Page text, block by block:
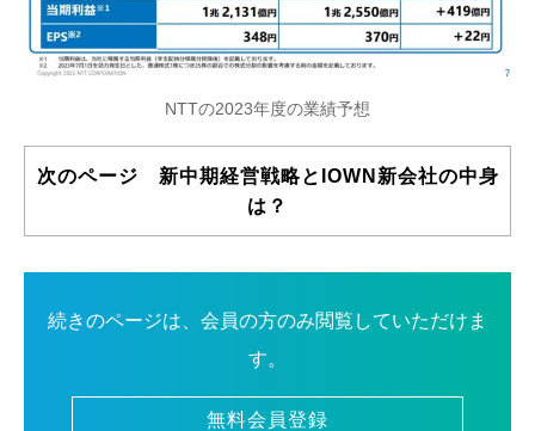
NTTの2023年度の業績予想
次のページ 新中期経営戦略とIOWN新会社の中身
は？
続きのページは、会員の方のみ閲覧していただけま
す。
無料会員登録